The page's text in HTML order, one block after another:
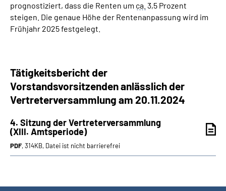
prognostiziert, dass die Renten um ca. 3,5 Prozent
steigen. Die genaue Höhe der Rentenanpassung wird im
Frühjahr 2025 festgelegt.
Tätigkeitsbericht der
Vorstandsvorsitzenden anlässlich der
Vertreterversammlung am 20.11.2024
4. Sitzung der Vertreterversammlung
(XIII. Amtsperiode)
PDF, 314KB, Datei ist nicht barrierefrei